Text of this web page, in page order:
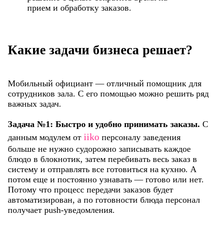
прием и обработку заказов.
Какие задачи бизнеса решает?
Мобильный официант — отличный помощник для
сотрудников зала. С его помощью можно решить ряд
важных задач.
Задача №1: Быстро и удобно принимать заказы. С
данным модулем от iiko персоналу заведения
больше не нужно судорожно записывать каждое
блюдо в блокнотик, затем перебивать весь заказ в
систему и отправлять все готовиться на кухню. А
потом еще и постоянно узнавать — готово или нет.
Потому что процесс передачи заказов будет
автоматизирован, а по готовности блюда персонал
получает push-уведомления.